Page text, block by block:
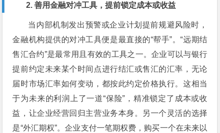
2. 善用金融对冲工具，提前锁定成本或收益
当内部机制发出预警或企业计划提前规避风险时，
金融机构提供的对冲工具便是最直接的“帮手”。“远期结
售汇合约”是最常用且有效的工具之一。企业可以与银行
提前约定未来某个时间点进行结汇或售汇的汇率，无论
届时市场汇率如何变动，都按此约定价格执行。这相当
于为未来的利润上了一道“保险”，精准锁定了成本或收
益，让企业经营回归主营业务本身。另一个灵活的选择
是“外汇期权”。企业支付一笔期权费，购买一个在未来以